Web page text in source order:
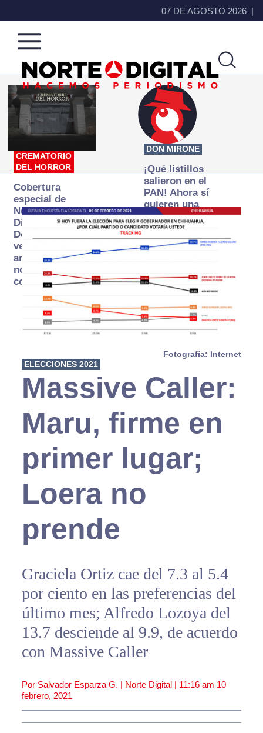
07 DE AGOSTO 2026
Norte
de
Ciudad
Más
que
noticias,
hacemos periodismo
CREMATORIO
DEL HORROR
Cobertura
especial de
Norte
Digital:
Donde la
verdad
arde… pero
no se
consume
DON MIRONE
¡Qué listillos
salieron en el
PAN! Ahora sí
quieren una
Fiscalía
autónoma… y
transexenal
Fotografía: Internet
ELECCIONES 2021
Massive Caller:
Maru, firme en
primer lugar;
Loera no
prende
Graciela Ortiz cae del 7.3 al 5.4
por ciento en las preferencias del
último mes; Alfredo Lozoya del
13.7 desciende al 9.9, de acuerdo
con Massive Caller
Por Salvador Esparza G. | Norte Digital | 11:16 am 10
febrero, 2021